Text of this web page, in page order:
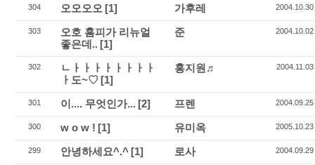
304 오오오오 [1] 가후레 2004.10.30
303
오호 홈피가 리뉴얼
좋은데.. [1]
준 2004.10.02
302
ㄴㅏㅏㅏㅏㅏㅏㅏㅏ
ㅏ도~♡ [1]
홍지원♬ 2004.11.03
301 이.... 무엇인가... [2] 프렌 2004.09.25
300 w o w ! [1] 유미옥 2005.10.23
299 안녕하세요^.^ [1] 로사 2004.09.29